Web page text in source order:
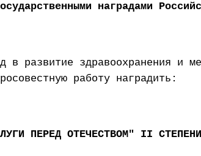
наградами
в развитие здравоохранения и
работу наградить:
ПЕРЕД ОТЕЧЕСТВОМ" II СТЕПЕНИ